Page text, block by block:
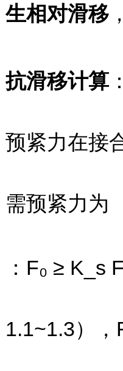
生相对滑移
抗滑移计算
预紧力在接
需预紧力为
：F₀ ≥ K_s
1.1~1.3）